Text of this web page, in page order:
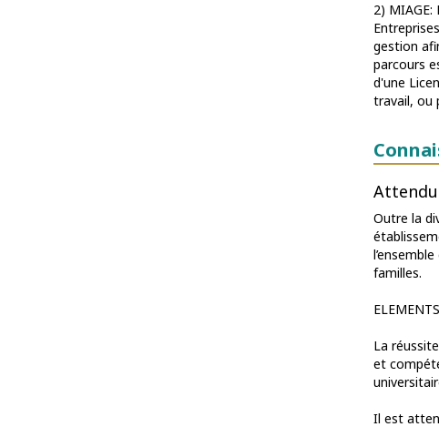
2)
gestion
parcours
d'une
travail, ou
Outre la
familles.
La
et
Il est